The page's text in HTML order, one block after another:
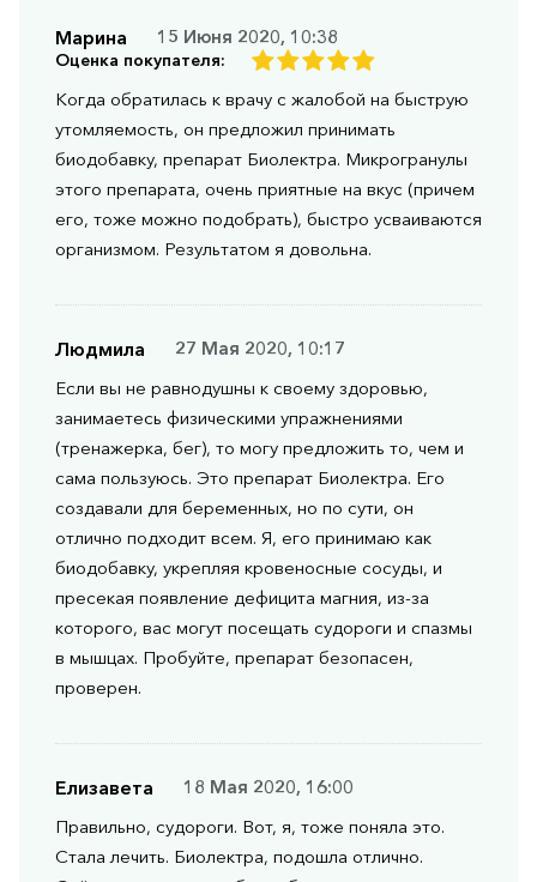
Марина 15 Июня 2020, 10:38
Оценка покупателя:
Когда обратилась к врачу с жалобой на быструю
утомляемость, он предложил принимать
биодобавку, препарат Биолектра. Микрогранулы
этого препарата, очень приятные на вкус (причем
его, тоже можно подобрать), быстро усваиваются
организмом. Результатом я довольна.
Людмила
27 Мая 2020, 10:17
Если вы не равнодушны к своему здоровью,
занимаетесь физическими упражнениями
(тренажерка, бег), то могу предложить то, чем и
сама пользуюсь. Это препарат Биолектра. Его
создавали для беременных, но по сути, он
отлично подходит всем. Я, его принимаю как
биодобавку, укрепляя кровеносные сосуды, и
пресекая появление дефицита магния, из-за
которого, вас могут посещать судороги и спазмы
в мышцах. Пробуйте, препарат безопасен,
проверен.
Елизавета
18 Мая 2020, 16:00
Правильно, судороги. Вот, я, тоже поняла это.
Стала лечить. Биолектра, подошла отлично.